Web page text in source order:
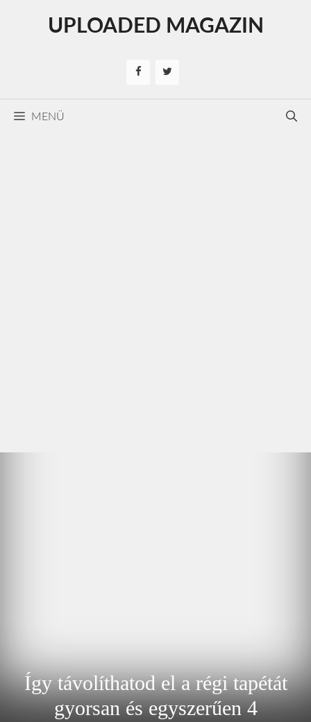
UPLOADED MAGAZIN
MENÜ
Így távolíthatod el a régi tapétát
gyorsan és egyszerűen 4